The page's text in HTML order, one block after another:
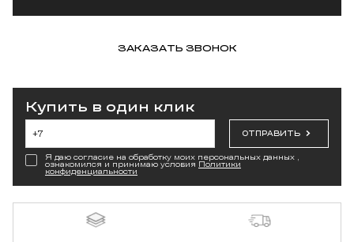
ЗАКАЗАТЬ ЗВОНОК
Купить в один клик
ОТПРАВИТЬ
Я даю согласие на обработку моих персональных данных ,
ознакомился и принимаю условия Политики
конфиденциальности